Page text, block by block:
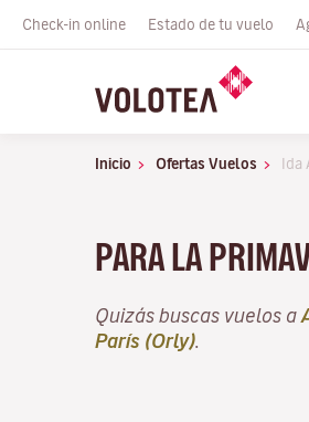
Check-in online Estado de tu vuelo
Inicio Ofertas Vuelos Ida
PARA LA
Quizás buscas vuelos a
París (Orly)